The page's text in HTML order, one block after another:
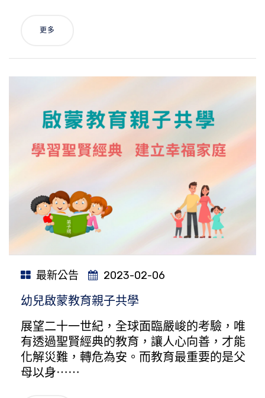
更多
最新公告 2023-02-06
幼兒啟蒙教育親子共學
展望二十一世紀，全球面臨嚴峻的考驗，唯
有透過聖賢經典的教育，讓人心向善，才能
化解災難，轉危為安。而教育最重要的是父
母以身⋯⋯